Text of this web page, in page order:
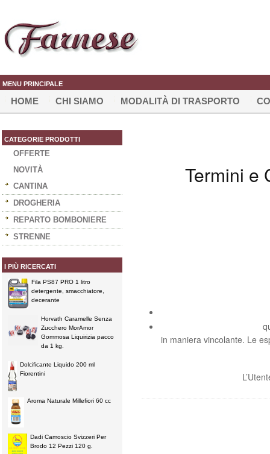
MENU PRINCIPALE
HOME CHI SIAMO MODALITÀ DI TRASPORTO
CATEGORIE PRODOTTI
OFFERTE
NOVITÀ
CANTINA
DROGHERIA
REPARTO BOMBONIERE
STRENNE
I PIÙ RICERCATI
Fila PS87 PRO 1 litro
detergente, smacchiatore,
decerante
Horvath Caramelle Senza
Zucchero MorAmor
Gommosa Liquirizia pacco
da 1 kg.
Dolcificante Liquido 200 ml
Fiorentini
Aroma Naturale Millefiori 60 cc
Dadi Camoscio Svizzeri Per
Brodo 12 Pezzi 120 g.
Termini e
in maniera vincolante. Le